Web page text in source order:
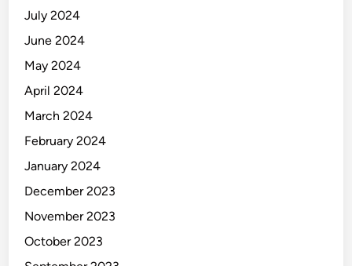
July 2024
June 2024
May 2024
April 2024
March 2024
February 2024
January 2024
December 2023
November 2023
October 2023